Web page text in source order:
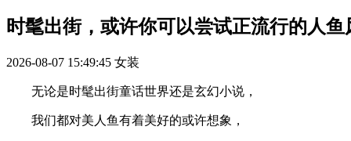
时髦出街，或许你可以尝试正流行的人鱼
2026-08-07 15:49:45 女装
无论是时髦出街童话世界还是玄幻小说，
我们都对美人鱼有着美好的或许想象，